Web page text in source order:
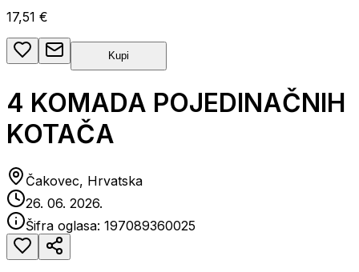
17,51 €
Kupi
4 KOMADA POJEDINAČNIH
KOTAČA
Čakovec, Hrvatska
26. 06. 2026.
Šifra oglasa: 197089360025